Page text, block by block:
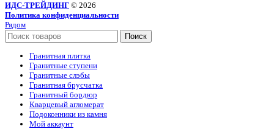
ИДС-ТРЕЙДИНГ © 2026
Политика конфиденциальности
Рядом
Поиск
Гранитная плитка
Гранитные ступени
Гранитные слэбы
Гранитная брусчатка
Гранитный бордюр
Кварцевый агломерат
Подоконники из камня
Мой аккаунт